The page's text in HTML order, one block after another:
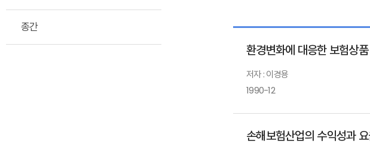
종간
환경변화에 대응한 보험상
저자 : 이경용
1990-12
손해보험산업의 수익성과